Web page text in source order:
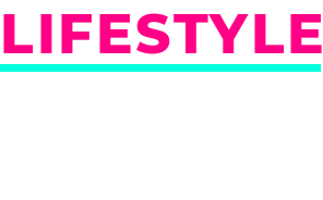
LIFESTYLE